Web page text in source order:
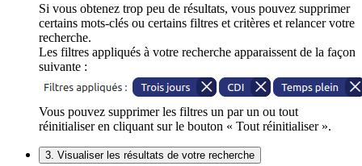
Si vous obtenez trop peu de résultats, vous pouvez supprimer
certains mots-clés ou certains filtres et critères et relancer votre
recherche.
Les filtres appliqués à votre recherche apparaissent de la façon
suivante :
Vous pouvez supprimer les filtres un par un ou tout
réinitialiser en cliquant sur le bouton « Tout réinitialiser ».
3. Visualiser les résultats de votre recherche